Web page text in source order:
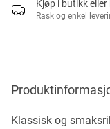
Kjøp i butikk
Rask og enkel
Klassisk og